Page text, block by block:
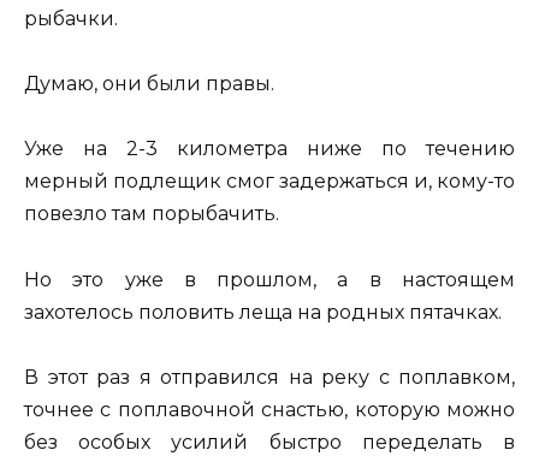
рыбачки.
Думаю, они были правы.
Уже на 2-3 километра ниже по течению
мерный подлещик смог задержаться и, кому-то
повезло там порыбачить.
Но это уже в прошлом, а в настоящем
захотелось половить леща на родных пятачках.
В этот раз я отправился на реку с поплавком,
точнее с поплавочной снастью, которую можно
без особых усилий быстро переделать в